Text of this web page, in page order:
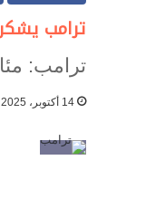
ترامب
ترامب:
14 أكتوبر، 2025